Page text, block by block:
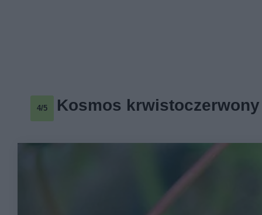
4/5 Kosmos krwistoczerwony